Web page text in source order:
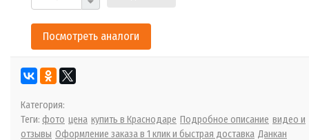
Посмотреть аналоги
Категория:
Теги: фото цена купить в Краснодаре Подробное описание видео и
отзывы Оформление заказа в 1 клик и быстрая доставка Данкан